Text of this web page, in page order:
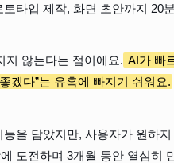
타입 제작, 화면 초안까지 20
지 않는다는 점이에요. AI가 빠
겠다”는 유혹에 빠지기 쉬워요.
을 담았지만, 사용자가 원하
도전하며 3개월 동안 열심히